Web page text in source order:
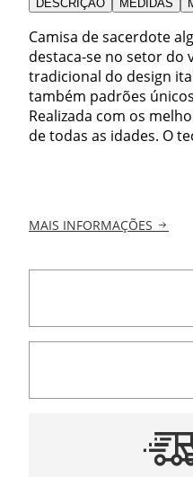
DESCRIÇÃO MEDIDAS
Camisa de sacerdote
destaca-se no setor do
tradicional do design
também padrões
Realizada com os
de todas as idades. O
MAIS INFORMAÇÕES